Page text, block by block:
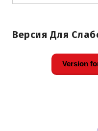
Версия Для
Version